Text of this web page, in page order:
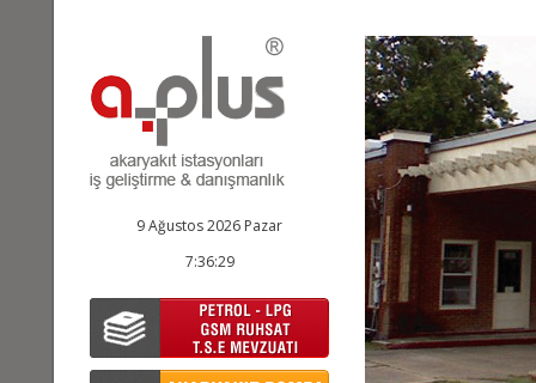
9 Ağustos 2026 Pazar
7:36:30